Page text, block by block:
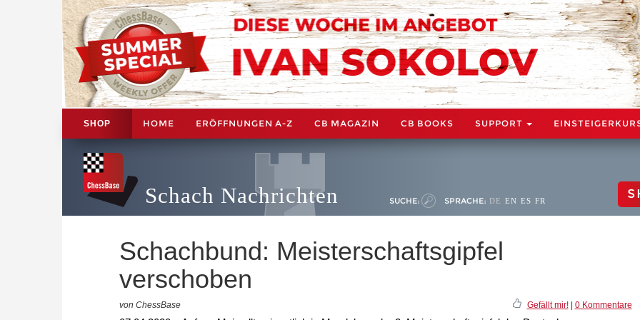
SHOP HOME ERÖFFNUNGEN A-Z CB MAGAZIN CB BOOKS SUPPORT
Schach Nachrichten SUCHE: SPRACHE: DE EN ES FR
Schachbund: Meisterschaftsgipfel
verschoben
von ChessBase Gefällt mir!| 0 Kommentare